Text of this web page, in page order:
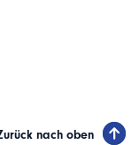
nach oben